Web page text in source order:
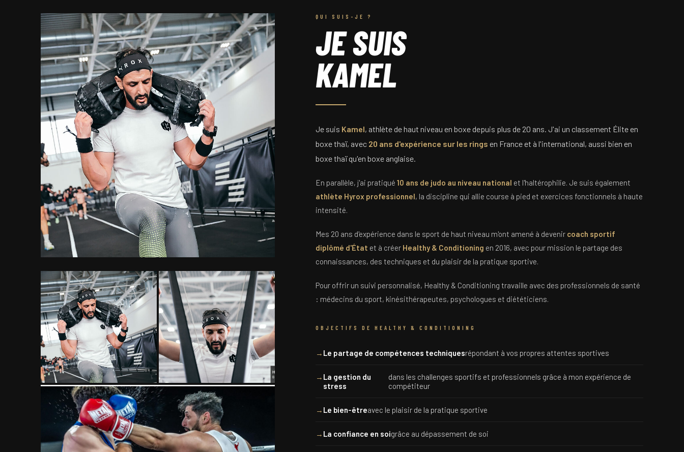
QUI SUIS-JE ?
JE SUIS
KAMEL
Je suis Kamel, athlète de haut niveau en boxe depuis plus de 20 ans. J'ai un classement Élite en
boxe thaï, avec 20 ans d'expérience sur les rings en France et à l'international, aussi bien en
boxe thaï qu'en boxe anglaise.
En parallèle, j'ai pratiqué 10 ans de judo au niveau national et l'haltérophilie. Je suis également
athlète Hyrox professionnel, la discipline qui allie course à pied et exercices fonctionnels à haute
intensité.
Mes 20 ans d'expérience dans le sport de haut niveau m'ont amené à devenir coach sportif
diplômé d'État et à créer Healthy & Conditioning en 2016, avec pour mission le partage des
connaissances, des techniques et du plaisir de la pratique sportive.
Pour offrir un suivi personnalisé, Healthy & Conditioning travaille avec des professionnels de santé
: médecins du sport, kinésithérapeutes, psychologues et diététiciens.
OBJECTIFS DE HEALTHY & CONDITIONING
Le partage de compétences techniquesrépondant à vos propres attentes sportives
La gestion du
stress
dans les challenges sportifs et professionnels grâce à mon expérience de
compétiteur
Le bien-êtreavec le plaisir de la pratique sportive
La confiance en soigrâce au dépassement de soi